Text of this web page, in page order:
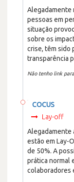
Alegadamente
pessoas em
situação
sobre os
crise, têm sido
transparência
Não tenho link
COCUS
Lay-off
Alegadamente
estão em Lay-
de 50%. A
prática normal
colaboradores